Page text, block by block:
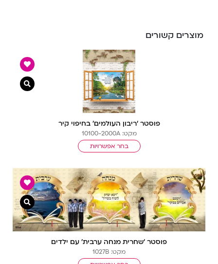
מוצרים קשורים
פוסטר ‘ריבון העולמים’ בחיפוי קיר
מקט: 10100-2000A
בחר אפשרויות
צפייה
פוסטר ‘שחרית מנחה ערבית’ עם ילדים
מקט: 1027B
צפייה